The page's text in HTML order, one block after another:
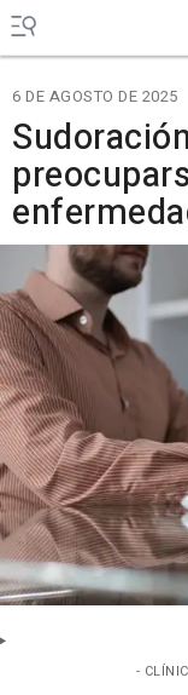
6 DE AGOSTO DE 2025
-